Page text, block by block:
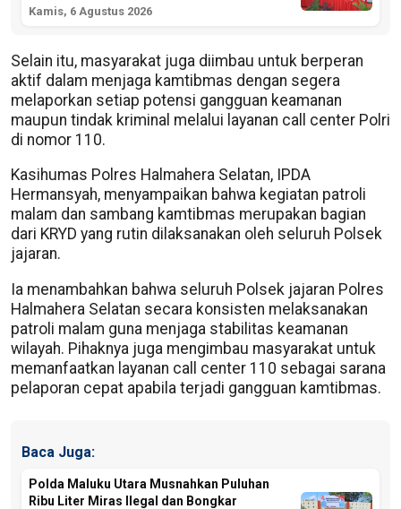
Kamis, 6 Agustus 2026
Selain itu, masyarakat juga diimbau untuk berperan
aktif dalam menjaga kamtibmas dengan segera
melaporkan setiap potensi gangguan keamanan
maupun tindak kriminal melalui layanan call center Polri
di nomor 110.
Kasihumas Polres Halmahera Selatan, IPDA
Hermansyah, menyampaikan bahwa kegiatan patroli
malam dan sambang kamtibmas merupakan bagian
dari KRYD yang rutin dilaksanakan oleh seluruh Polsek
jajaran.
Ia menambahkan bahwa seluruh Polsek jajaran Polres
Halmahera Selatan secara konsisten melaksanakan
patroli malam guna menjaga stabilitas keamanan
wilayah. Pihaknya juga mengimbau masyarakat untuk
memanfaatkan layanan call center 110 sebagai sarana
pelaporan cepat apabila terjadi gangguan kamtibmas.
Baca Juga:
Polda Maluku Utara Musnahkan Puluhan
Ribu Liter Miras Ilegal dan Bongkar